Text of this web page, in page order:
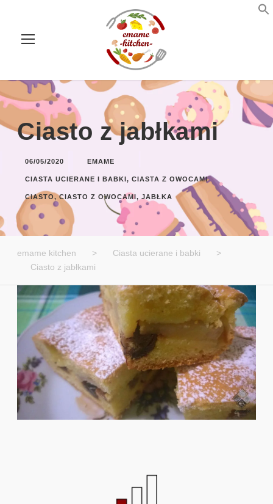
Ciasto z jabłkami
06/05/2020 EMAME
CIASTA UCIERANE I BABKI , CIASTA Z OWOCAMI
CIASTO, CIASTO Z OWOCAMI, JABŁKA
emame kitchen > Ciasta ucierane i babki
>
Ciasto z jabłkami